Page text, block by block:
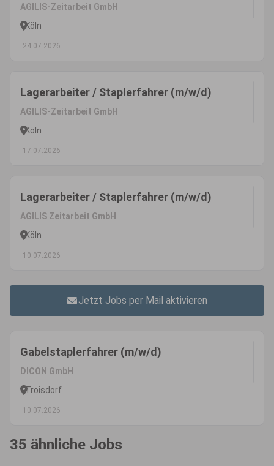
AGILIS-Zeitarbeit GmbH
Köln
24.07.2026
Lagerarbeiter / Staplerfahrer (m/w/d)
AGILIS-Zeitarbeit GmbH
Köln
17.07.2026
Lagerarbeiter / Staplerfahrer (m/w/d)
AGILIS Zeitarbeit GmbH
Köln
10.07.2026
Jetzt Jobs per Mail aktivieren
Gabelstaplerfahrer (m/w/d)
DICON GmbH
Troisdorf
10.07.2026
35 ähnliche Jobs